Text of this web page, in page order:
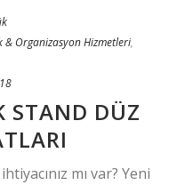
& Organizasyon Hizmetleri,
STAND DÜZ
mı var? Yeni